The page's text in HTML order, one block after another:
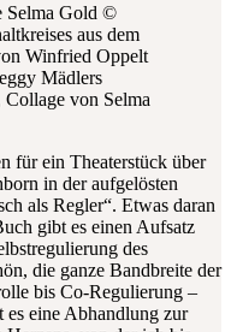
Gold ©
aus dem
Winfried Oppelt
Mädlers
von Selma
für ein Theaterstück über
in der aufgelösten
als Regler“. Etwas daran
gibt es einen Aufsatz
des
die ganze Bandbreite der
bis Co-Regulierung –
es eine Abhandlung zur